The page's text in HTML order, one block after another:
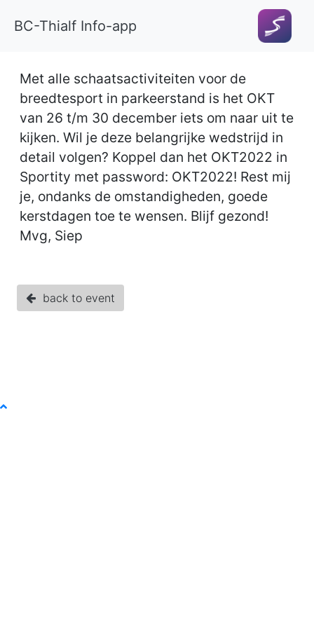
BC-Thialf Info-app
Met alle schaatsactiviteiten voor de
breedtesport in parkeerstand is het OKT
van 26 t/m 30 december iets om naar uit te
kijken. Wil je deze belangrijke wedstrijd in
detail volgen? Koppel dan het OKT2022 in
Sportity met password: OKT2022! Rest mij
je, ondanks de omstandigheden, goede
kerstdagen toe te wensen. Blijf gezond!
Mvg, Siep
back to event